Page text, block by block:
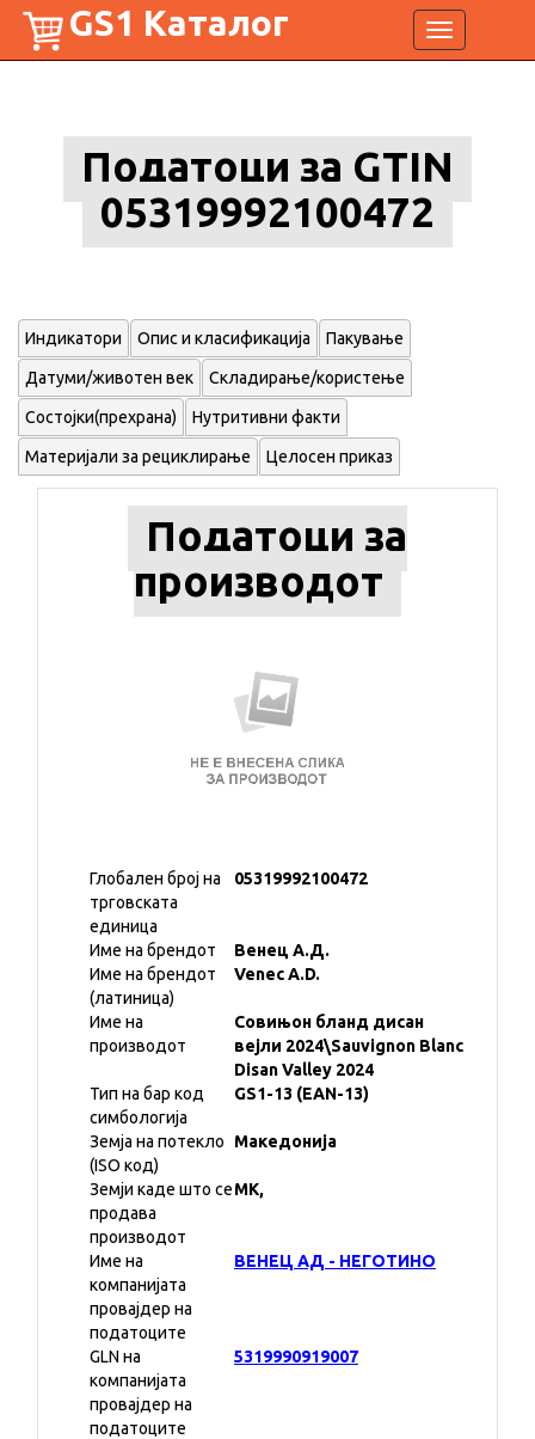
Toggle
navigation
GS1 Каталог
Податоци за GTIN
05319992100472
Индикатори Опис и класификација Пакување
Датуми/животен век Складирање/користење
Состојки(прехрана) Нутритивни факти
Материјали за рециклирање Целосен приказ
Податоци за
производот
Глобален број на
трговската
единица
05319992100472
Име на брендот
Венец А.Д.
Име на брендот
(латиница)
Venec A.D.
Име на
производот
Совињон бланд дисан
вејли 2024\Sauvignon Blanc
Disan Valley 2024
Тип на бар код
симбологија
GS1-13 (EAN-13)
Земја на потекло
(ISO код)
Македонија
Земји каде што се
продава
производот
MK,
Име на
компанијата
провајдер на
податоците
ВЕНЕЦ АД - НЕГОТИНО
GLN на
компанијата
провајдер на
податоците
5319990919007